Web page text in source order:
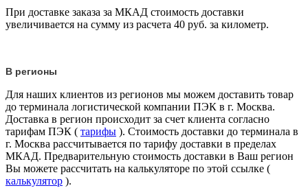
При доставке заказа за МКАД стоимость доставки
увеличивается на сумму из расчета 40 руб. за километр.
В регионы
Для наших клиентов из регионов мы можем доставить товар
до терминала логистической компании ПЭК в г. Москва.
Доставка в регион происходит за счет клиента согласно
тарифам ПЭК ( тарифы ). Стоимость доставки до терминала в
г. Москва рассчитывается по тарифу доставки в пределах
МКАД. Предварительную стоимость доставки в Ваш регион
Вы можете рассчитать на калькуляторе по этой ссылке (
калькулятор ).